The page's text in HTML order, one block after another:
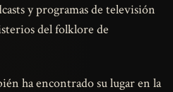
y programas de televisión
del folklore de
ha encontrado su lugar en la